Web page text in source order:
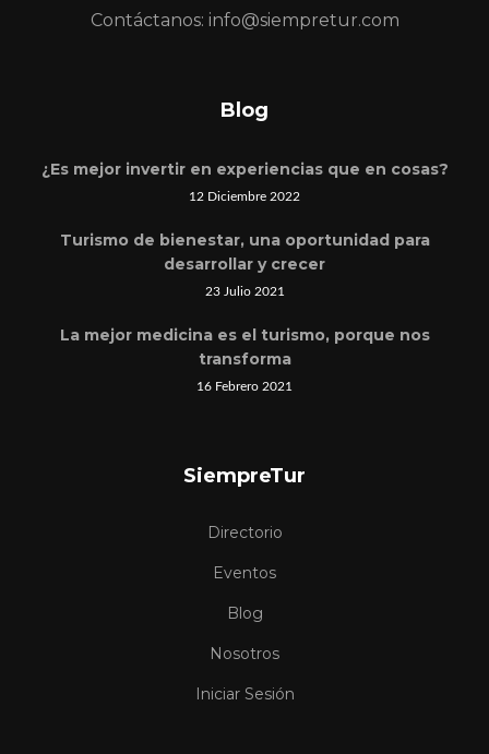
Contáctanos: info@siempretur.com
Blog
¿Es mejor invertir en experiencias que en cosas?
12 Diciembre 2022
Turismo de bienestar, una oportunidad para
desarrollar y crecer
23 Julio 2021
La mejor medicina es el turismo, porque nos
transforma
16 Febrero 2021
SiempreTur
Directorio
Eventos
Blog
Nosotros
Iniciar Sesión